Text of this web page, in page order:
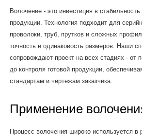
Волочение - это инвестиция в
продукции. Технология подходит для
проволоки, труб, прутков и сложных
точность и одинаковость размеров. Наши
сопровождают проект на всех стадиях - от
до контроля готовой продукции,
стандартам и чертежам заказчика.
Применение
Процесс волочения широко используется в